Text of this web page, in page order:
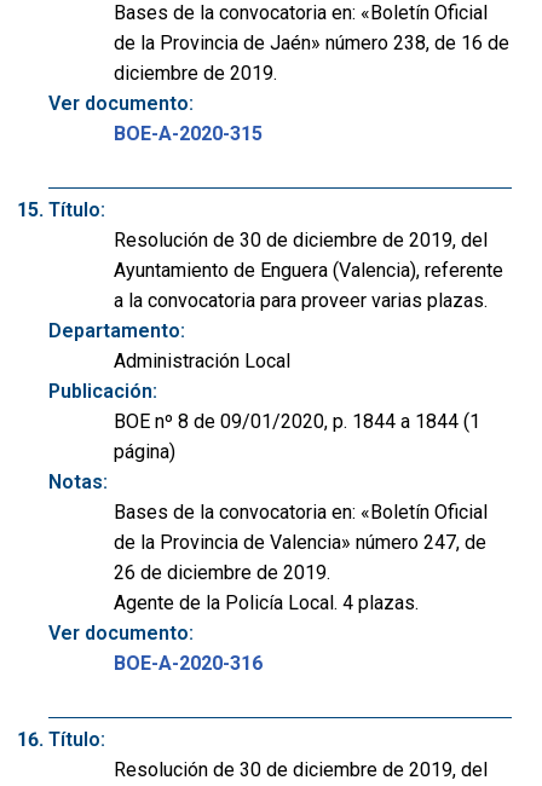
Bases de la convocatoria en: «Boletín Oficial
de la Provincia de Jaén» número 238, de 16 de
diciembre de 2019.
Ver documento:
BOE-A-2020-315
Título:
Resolución de 30 de diciembre de 2019, del
Ayuntamiento de Enguera (Valencia), referente
a la convocatoria para proveer varias plazas.
Departamento:
Administración Local
Publicación:
BOE nº 8 de 09/01/2020, p. 1844 a 1844 (1
página)
Notas:
Bases de la convocatoria en: «Boletín Oficial
de la Provincia de Valencia» número 247, de
26 de diciembre de 2019.
Agente de la Policía Local. 4 plazas.
Ver documento:
BOE-A-2020-316
Título:
Resolución de 30 de diciembre de 2019, del